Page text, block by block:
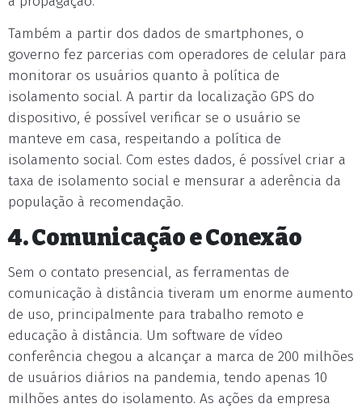
Também a partir dos dados de smartphones, o
governo fez parcerias com operadores de celular para
monitorar os usuários quanto à política de
isolamento social. A partir da localização GPS do
dispositivo, é possível verificar se o usuário se
manteve em casa, respeitando a política de
isolamento social. Com estes dados, é possível criar a
taxa de isolamento social e mensurar a aderência da
população à recomendação.
4. Comunicação e Conexão
Sem o contato presencial, as ferramentas de
comunicação à distância tiveram um enorme aumento
de uso, principalmente para trabalho remoto e
educação à distância. Um software de vídeo
conferência chegou a alcançar a marca de 200 milhões
de usuários diários na pandemia, tendo apenas 10
milhões antes do isolamento. As ações da empresa